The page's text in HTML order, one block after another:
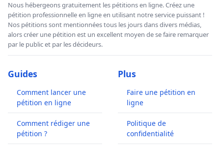
Nous hébergeons gratuitement les pétitions en ligne. Créez une
pétition professionnelle en ligne en utilisant notre service puissant !
Nos pétitions sont mentionnées tous les jours dans divers médias,
alors créer une pétition est un excellent moyen de se faire remarquer
par le public et par les décideurs.
Guides
Comment lancer une
pétition en ligne
Comment rédiger une
pétition ?
Plus
Faire une pétition en
ligne
Politique de
confidentialité